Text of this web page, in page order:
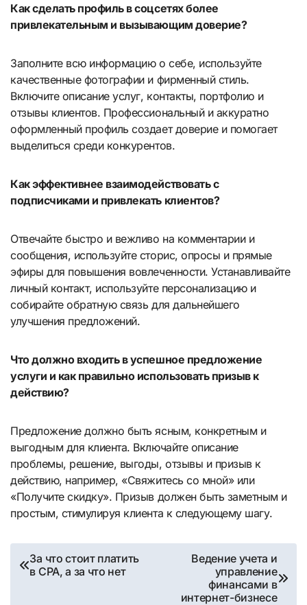
Как сделать профиль в соцсетях более
привлекательным и вызывающим доверие?
Заполните всю информацию о себе, используйте
качественные фотографии и фирменный стиль.
Включите описание услуг, контакты, портфолио и
отзывы клиентов. Профессиональный и аккуратно
оформленный профиль создает доверие и помогает
выделиться среди конкурентов.
Как эффективнее взаимодействовать с
подписчиками и привлекать клиентов?
Отвечайте быстро и вежливо на комментарии и
сообщения, используйте сторис, опросы и прямые
эфиры для повышения вовлеченности. Устанавливайте
личный контакт, используйте персонализацию и
собирайте обратную связь для дальнейшего
улучшения предложений.
Что должно входить в успешное предложение
услуги и как правильно использовать призыв к
действию?
Предложение должно быть ясным, конкретным и
выгодным для клиента. Включайте описание
проблемы, решение, выгоды, отзывы и призыв к
действию, например, «Свяжитесь со мной» или
«Получите скидку». Призыв должен быть заметным и
простым, стимулируя клиента к следующему шагу.
Навигация
по
За что стоит платить
в CPA, а за что нет
Ведение учета и
управление
финансами в
интернет-бизнесе